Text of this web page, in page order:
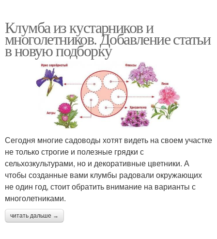
Клумба из кустарников и
многолетников. Добавление статьи
в новую подборку
Сегодня многие садоводы хотят видеть на своем участке
не только строгие и полезные грядки с
сельхозкультурами, но и декоративные цветники. А
чтобы созданные вами клумбы радовали окружающих
не один год, стоит обратить внимание на варианты с
многолетниками.
читать дальше →